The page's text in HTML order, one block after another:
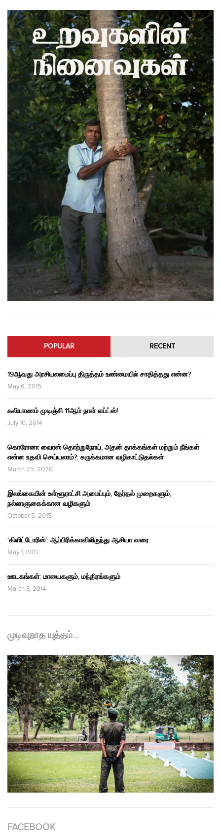
POPULAR RECENT
19ஆவது அரசியலமைப்பு திருத்தம் உண்மையில் சாதித்தது என்ன?
May 6, 2015
கலியாணம் முடிஞ்சி 11ஆம் நாள் எய்ட்ஸ்!
July 10, 2014
கொரோனா வைரஸ் தொற்றுநோய், அதன் தாக்கங்கள் மற்றும் நீங்கள்
என்ன உதவி செய்யலாம்?: சுருக்கமான வழிகாட்டுதல்கள்
March 25, 2020
இலங்கையின் உள்ளூராட்சி அமைப்பும், தேர்தல் முறைகளும்,
நல்லாளுகைக்கான வழிகளும்
October 5, 2015
‘கிளிட்டோரிஸ்’: ஆப்பிரிக்காவிலிருந்து ஆசியா வரை
May 1, 2017
ஊடகங்கள்: மாயைகளும், மந்திரங்களும்
March 3, 2014
முடிவுறாத யுத்தம்…
FACEBOOK